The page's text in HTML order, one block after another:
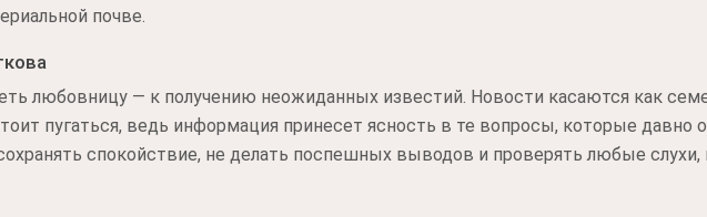
почве.
любовницу — к получению неожиданных известий. Новости касаются как
пугаться, ведь информация принесет ясность в те вопросы, которые давно
спокойствие, не делать поспешных выводов и проверять любые